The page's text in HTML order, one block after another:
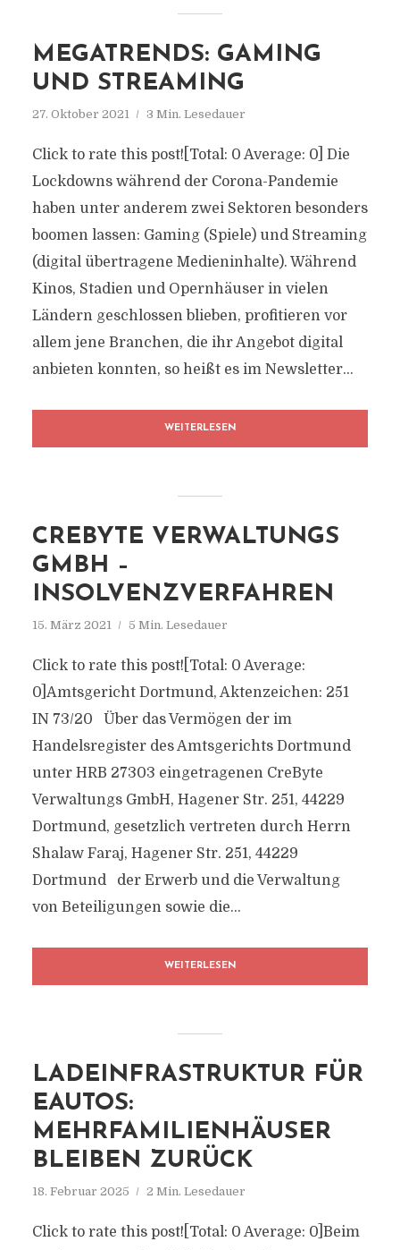
MEGATRENDS: GAMING
UND STREAMING
27. Oktober 2021 3 Min. Lesedauer
Click to rate this post![Total: 0 Average: 0] Die
Lockdowns während der Corona-Pandemie
haben unter anderem zwei Sektoren besonders
boomen lassen: Gaming (Spiele) und Streaming
(digital übertragene Medieninhalte). Während
Kinos, Stadien und Opernhäuser in vielen
Ländern geschlossen blieben, profitieren vor
allem jene Branchen, die ihr Angebot digital
anbieten konnten, so heißt es im Newsletter...
WEITERLESEN
CREBYTE VERWALTUNGS
GMBH –
INSOLVENZVERFAHREN
15. März 2021 5 Min. Lesedauer
Click to rate this post![Total: 0 Average:
0]Amtsgericht Dortmund, Aktenzeichen: 251
IN 73/20 Über das Vermögen der im
Handelsregister des Amtsgerichts Dortmund
unter HRB 27303 eingetragenen CreByte
Verwaltungs GmbH, Hagener Str. 251, 44229
Dortmund, gesetzlich vertreten durch Herrn
Shalaw Faraj, Hagener Str. 251, 44229
Dortmund der Erwerb und die Verwaltung
von Beteiligungen sowie die...
WEITERLESEN
LADEINFRASTRUKTUR FÜR
EAUTOS:
MEHRFAMILIENHÄUSER
BLEIBEN ZURÜCK
18. Februar 2025 2 Min. Lesedauer
Click to rate this post![Total: 0 Average: 0]Beim